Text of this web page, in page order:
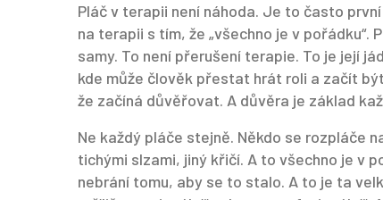
Pláč v terapii není náhoda. Je to často
na terapii s tím, že „všechno je v
samy. To není přerušení terapie. To je její
kde může člověk přestat hrát roli a začít
že začíná důvěřovat. A důvěra je základ
Ne každý pláče stejně. Někdo se rozpláče
tichými slzami, jiný křičí. A to všechno je v
nebrání tomu, aby se to stalo. A to je ta